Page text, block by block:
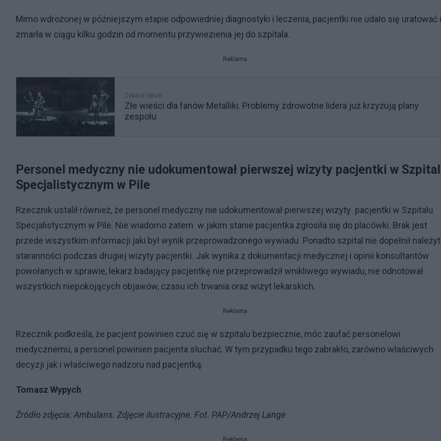
Mimo wdrożonej w późniejszym etapie odpowiedniej diagnostyki i leczenia, pacjentki nie udało się uratować i
zmarła w ciągu kilku godzin od momentu przywiezienia jej do szpitala.
Reklama
Zobacz także
Złe wieści dla fanów Metalliki. Problemy zdrowotne lidera już krzyżują plany
zespołu
Personel medyczny nie udokumentował pierwszej wizyty pacjentki w
Specjalistycznym w Pile
Rzecznik ustalił również, że personel medyczny nie udokumentował pierwszej wizyty pacjentki w Szpitalu
Specjalistycznym w Pile. Nie wiadomo zatem w jakim stanie pacjentka zgłosiła się do placówki. Brak jest
przede wszystkim informacji jaki był wynik przeprowadzonego wywiadu Ponadto szpital nie dopełnił
staranności podczas drugiej wizyty pacjentki. Jak wynika z dokumentacji medycznej i opinii konsultantów
powołanych w sprawie, lekarz badający pacjentkę nie przeprowadził wnikliwego wywiadu, nie odnotował
wszystkich niepokojących objawów, czasu ich trwania oraz wizyt lekarskich.
Reklama
Rzecznik podkreśla, że pacjent powinien czuć się w szpitalu bezpiecznie, móc zaufać personelowi
medycznemu, a personel powinien pacjenta słuchać. W tym przypadku tego zabrakło, zarówno właściwych
decyzji jak i właściwego nadzoru nad pacjentką.
Tomasz Wypych
Źródło zdjęcia: Ambulans. Zdjęcie ilustracyjne. Fot. PAP/Andrzej Lange
Reklama